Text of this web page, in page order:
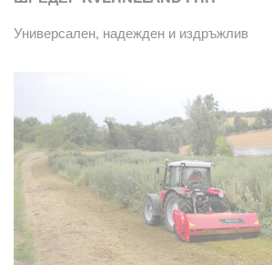
Универсален, надежден и издръжлив